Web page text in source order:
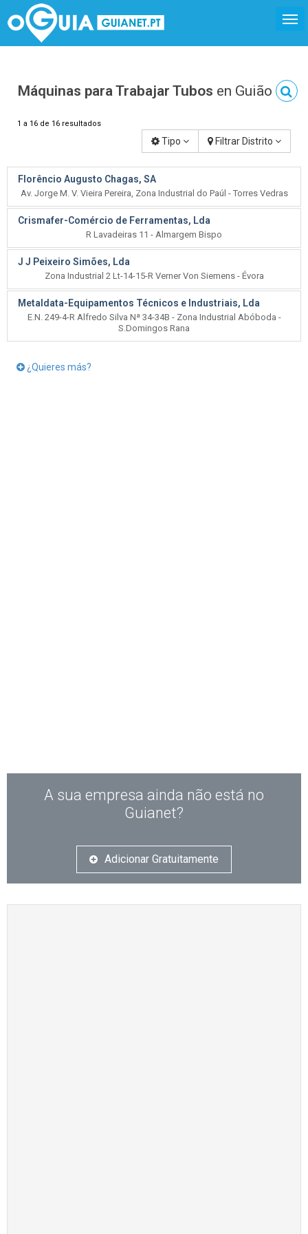
Máquinas para Trabajar Tubos en Guião
1 a 16 de 16 resultados
Tipo Filtrar Distrito
Florêncio Augusto Chagas, SA
Av. Jorge M. V. Vieira Pereira, Zona Industrial do Paúl - Torres Vedras
Crismafer-Comércio de Ferramentas, Lda
R Lavadeiras 11 - Almargem Bispo
J J Peixeiro Simões, Lda
Zona Industrial 2 Lt-14-15-R Verner Von Siemens - Évora
Metaldata-Equipamentos Técnicos e Industriais, Lda
E.N. 249-4-R Alfredo Silva Nª 34-34B - Zona Industrial Abóboda -
S.Domingos Rana
¿Quieres más?
A sua empresa ainda não está no
Guianet?
Adicionar Gratuitamente